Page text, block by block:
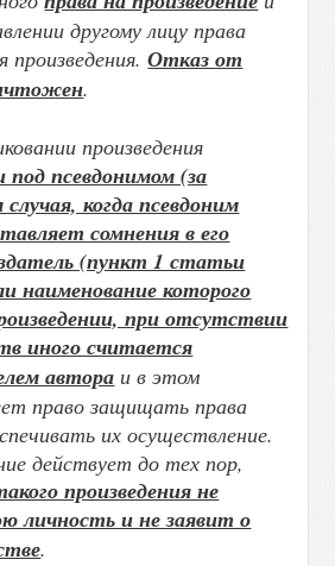
другому лицу права
произведения.Отказ от
.
произведения
под псевдонимом (за
когда псевдоним
сомнения в его
(пункт 1 статьи
наименование которого
при отсутствии
иного считается
автора и в этом
право защищать права
их осуществление.
действует до тех пор,
произведения не
личность и не заявит о
.